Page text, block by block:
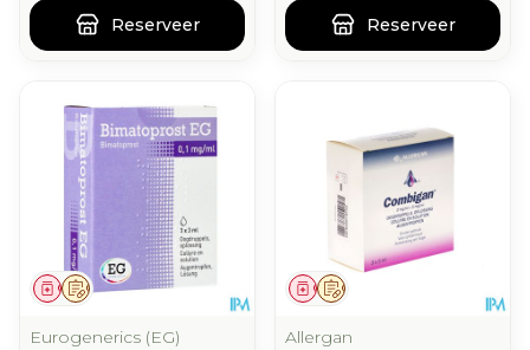
Reserveer Reserveer
Op voorschrift
Geneesmiddel
Eurogenerics (EG)
Op voorschrift
Geneesmiddel
Allergan